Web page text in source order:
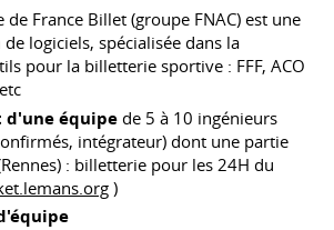
de France Billet (groupe FNAC) est une
de logiciels, spécialisée dans la
pour la billetterie sportive : FFF, ACO
d'une équipede 5 à 10 ingénieurs
intégrateur) dont une partie
: billetterie pour les 24H du
)